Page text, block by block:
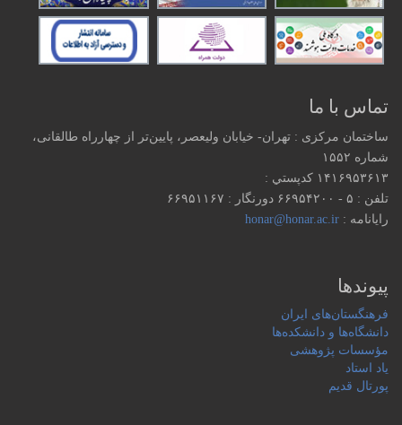
تماس با ما
ساختمان مرکزی : تهران- خیابان ولیعصر، پایین‌تر از چهارراه طالقانی،
شماره ۱۵۵۲
۱۴۱۶۹۵۳۶۱۳ كدپستي :
تلفن : ۵ - ۶۶۹۵۴۲۰۰ دورنگار : ۶۶۹۵۱۱۶۷
رایانامه :honar@honar.ac.ir
پیوندها
فرهنگستان‌های ایران
دانشگاه‌ها و دانشکده‌ها
مؤسسات پژوهشی
یاد استاد
پورتال قدیم